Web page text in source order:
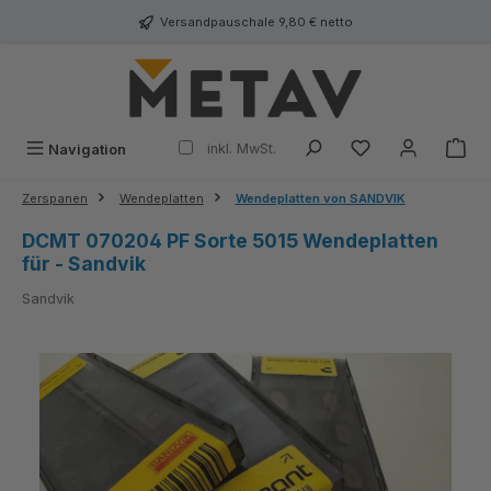
Versandpauschale 9,80 € netto
Navigation inkl. MwSt.
Zerspanen Wendeplatten Wendeplatten von SANDVIK
DCMT 070204 PF Sorte 5015 Wendeplatten
für - Sandvik
Sandvik
Bildergalerie überspringen